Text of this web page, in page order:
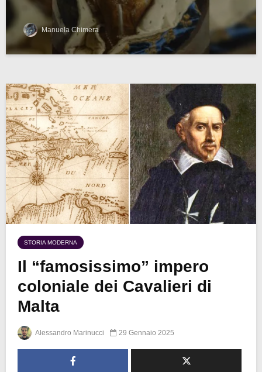
Manuela Chimera
STORIA MODERNA
Il “famosissimo” impero
coloniale dei Cavalieri di
Malta
Alessandro Marinucci 29 Gennaio 2025